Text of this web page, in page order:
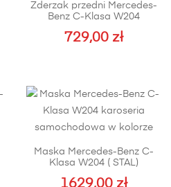
Zderzak przedni Mercedes-
Benz C-Klasa W204
729,00 zł
Maska Mercedes-Benz C-
Klasa W204 ( STAL)
1629,00 zł